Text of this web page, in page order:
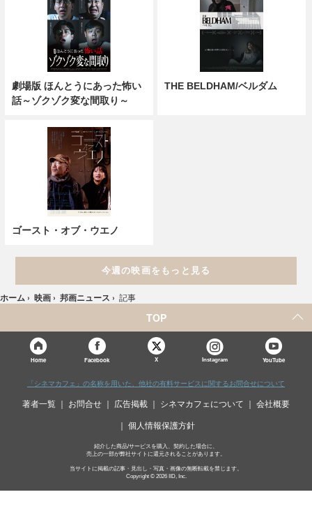
劇場版 ほんとうにあった怖い
話～ゾクゾク変な間取り～
THE BELDHAM/ベルダム
ゴースト・オブ・ウエノ
今週の映画をもっと見る
ホーム › 映画 › 邦画ニュース › 記事
TOP
Home Facebook X Instagram YouTube
「シネマカフェ」の名称を用いた、他社の有料サービスに関するお問合せについて
著者一覧 お問合せ 広告掲載 シネマカフェについて 会社概要
個人情報保護方針
紹介した商品/サービスを購入、契約した場合に、
売上の一部が弊社サイトに還元されることがあります。
当サイトに掲載の記事・見出し・写真・画像の無断転載を禁じます。
Copyright © 2026 IID, Inc.